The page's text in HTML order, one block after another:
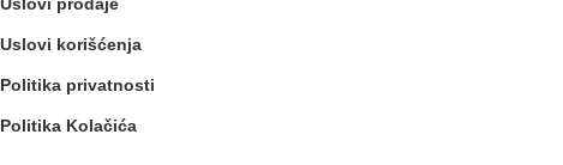
Uslovi korišćenja
Politika privatnosti
Politika Kolačića